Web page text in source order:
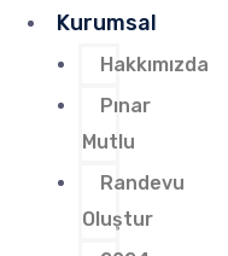
Kurumsal
Hakkımızda
Pınar
Mutlu
Randevu
Oluştur